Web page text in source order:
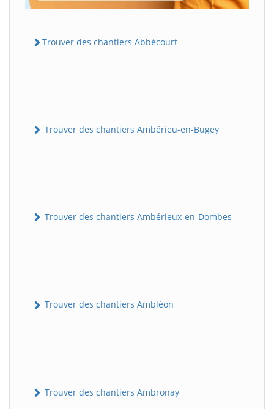
Trouver des chantiers Abbécourt
Trouver des chantiers Ambérieu-en-Bugey
Trouver des chantiers Ambérieux-en-Dombes
Trouver des chantiers Ambléon
Trouver des chantiers Ambronay